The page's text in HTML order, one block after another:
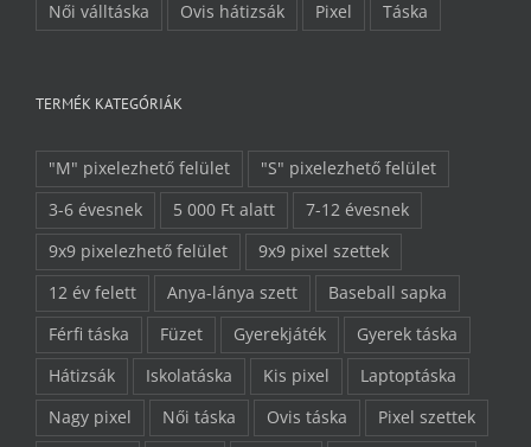
Női válltáska
Ovis hátizsák Pixel Táska
TERMÉK KATEGÓRIÁK
"M" pixelezhető felület
"S" pixelezhető felület
3-6 évesnek
5 000 Ft alatt
7-12 évesnek
9x9 pixelezhető felület
9x9 pixel szettek
12 év felett
Anya-lánya szett
Baseball sapka
Férfi táska
Füzet Gyerekjáték
Gyerek táska
Hátizsák
Iskolatáska Kis pixel
Laptoptáska
Nagy pixel
Női táska Ovis táska
Pixel szettek